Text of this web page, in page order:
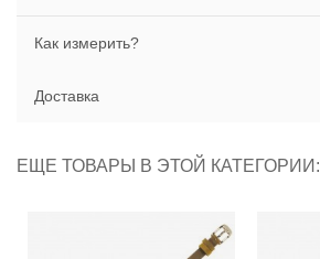
Как измерить?
Доставка
ЕЩЕ ТОВАРЫ В ЭТОЙ КАТЕГОРИИ: